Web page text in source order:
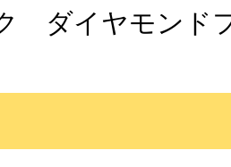
ダイヤモンド